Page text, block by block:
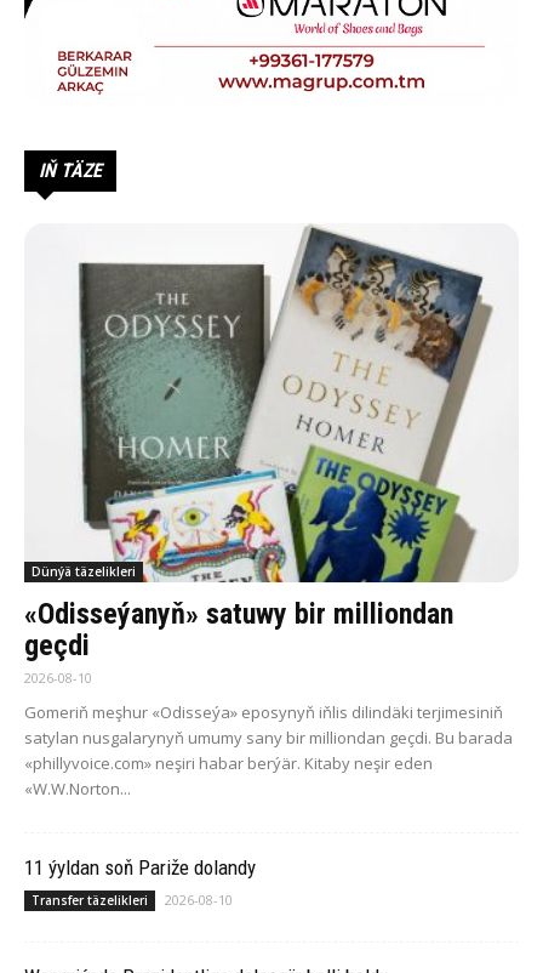
IŇ TÄZE
Dünýä täzelikleri
«Odisseýanyň» satuwy bir milliondan
geçdi
2026-08-10
Gomeriň meşhur «Odisseýa» eposynyň iňlis dilindäki terjimesiniň
satylan nusgalarynyň umumy sany bir milliondan geçdi. Bu barada
«phillyvoice.com» neşiri habar berýär. Kitaby neşir eden
«W.W.Norton...
11 ýyldan soň Pariže dolandy
Transfer täzelikleri 2026-08-10